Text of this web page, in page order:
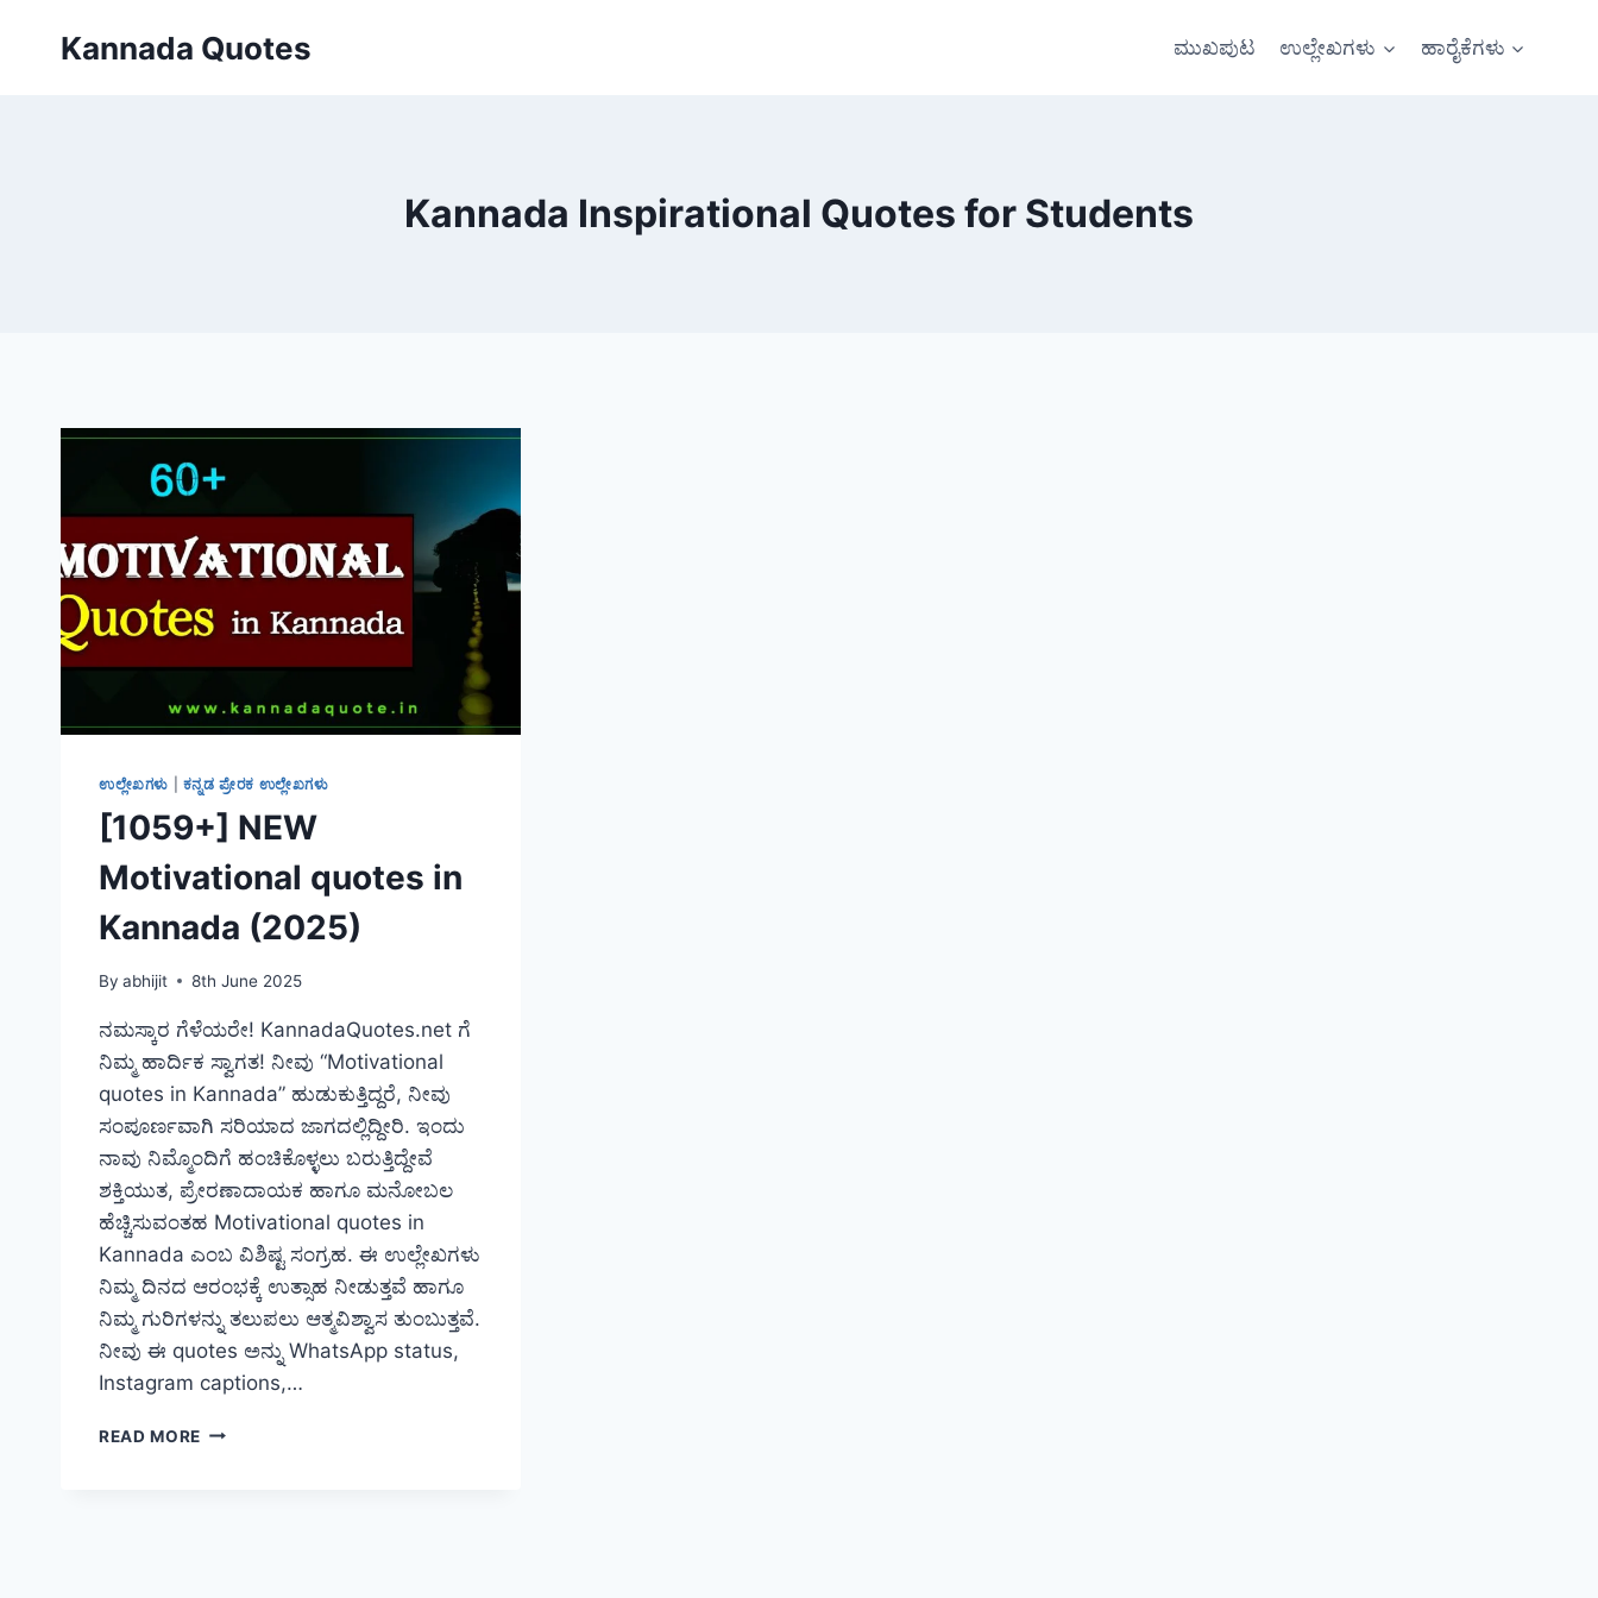
Kannada Quotes ಮುಖಪುಟ ಉಲ್ಲೇಖಗಳು ಹಾರೈಕೆಗಳು
Kannada Inspirational Quotes for Students
ಉಲ್ಲೇಖಗಳು ಕನ್ನಡ ಪ್ರೇರಕ ಉಲ್ಲೇಖಗಳು
[1059+] NEW
Motivational quotes in
Kannada (2025)
By abhijit 8th June 2025
ನಮಸ್ಕಾರ ಗೆಳೆಯರೇ! KannadaQuotes.net ಗೆ
ನಿಮ್ಮ ಹಾರ್ದಿಕ ಸ್ವಾಗತ! ನೀವು “Motivational
quotes in Kannada” ಹುಡುಕುತ್ತಿದ್ದರೆ, ನೀವು
ಸಂಪೂರ್ಣವಾಗಿ ಸರಿಯಾದ ಜಾಗದಲ್ಲಿದ್ದೀರಿ. ಇಂದು
ನಾವು ನಿಮ್ಮೊಂದಿಗೆ ಹಂಚಿಕೊಳ್ಳಲು ಬರುತ್ತಿದ್ದೇವೆ
ಶಕ್ತಿಯುತ, ಪ್ರೇರಣಾದಾಯಕ ಹಾಗೂ ಮನೋಬಲ
ಹೆಚ್ಚಿಸುವಂತಹ Motivational quotes in
Kannada ಎಂಬ ವಿಶಿಷ್ಟ ಸಂಗ್ರಹ. ಈ ಉಲ್ಲೇಖಗಳು
ನಿಮ್ಮ ದಿನದ ಆರಂಭಕ್ಕೆ ಉತ್ಸಾಹ ನೀಡುತ್ತವೆ ಹಾಗೂ
ನಿಮ್ಮ ಗುರಿಗಳನ್ನು ತಲುಪಲು ಆತ್ಮವಿಶ್ವಾಸ ತುಂಬುತ್ತವೆ.
ನೀವು ಈ quotes ಅನ್ನು WhatsApp status,
Instagram captions,…
READ MORE [1059+]